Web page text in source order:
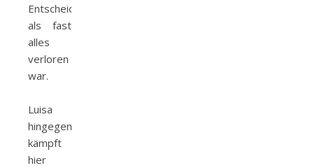
Entscheidungen,
als fast
alles
verloren
war.
Luisa
hingegen
kämpft
hier